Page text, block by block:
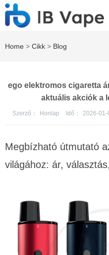
Home > Cikk > Blog
ego elektromos cigaretta
aktuális akciók a
Szerző： Honlap Idő： 2026-01-
Megbízható útmutató
világához: ár,